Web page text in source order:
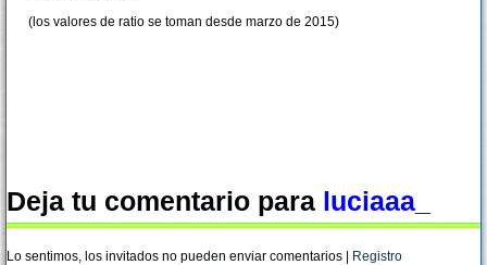
(los valores de ratio se toman desde marzo de 2015)
Deja tu comentario para luciaaa_
Lo sentimos, los invitados no pueden enviar comentarios | Registro